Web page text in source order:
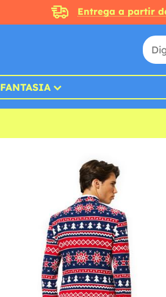
Entrega a partir
FANTASIA